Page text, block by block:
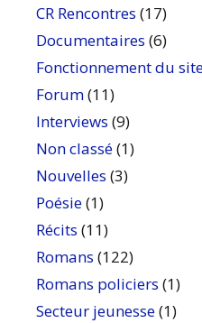
CR Rencontres (17)
Documentaires (6)
Fonctionnement du
Forum(11)
Interviews (9)
Non classé(1)
Nouvelles (3)
Poésie(1)
Récits (11)
Romans (122)
Romans policiers (1)
Secteur jeunesse(1)